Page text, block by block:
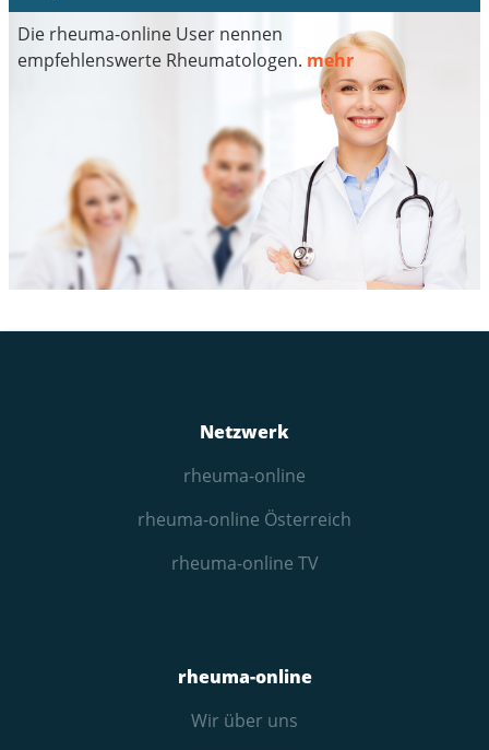
Die rheuma-online User nennen
empfehlenswerte Rheumatologen. mehr
Netzwerk
rheuma-online
rheuma-online Österreich
rheuma-online TV
rheuma-online
Wir über uns